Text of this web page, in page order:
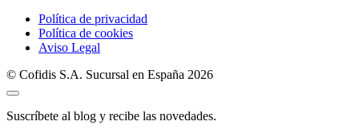
Política de privacidad
Política de cookies
Aviso Legal
© Cofidis S.A. Sucursal en España 2026
Suscríbete al blog y recibe las novedades.